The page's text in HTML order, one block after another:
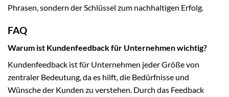
Phrasen, sondern der Schlüssel zum nachhaltigen Erfolg.
FAQ
Warum ist Kundenfeedback für Unternehmen wichtig?
Kundenfeedback ist für Unternehmen jeder Größe von
zentraler Bedeutung, da es hilft, die Bedürfnisse und
Wünsche der Kunden zu verstehen. Durch das Feedback